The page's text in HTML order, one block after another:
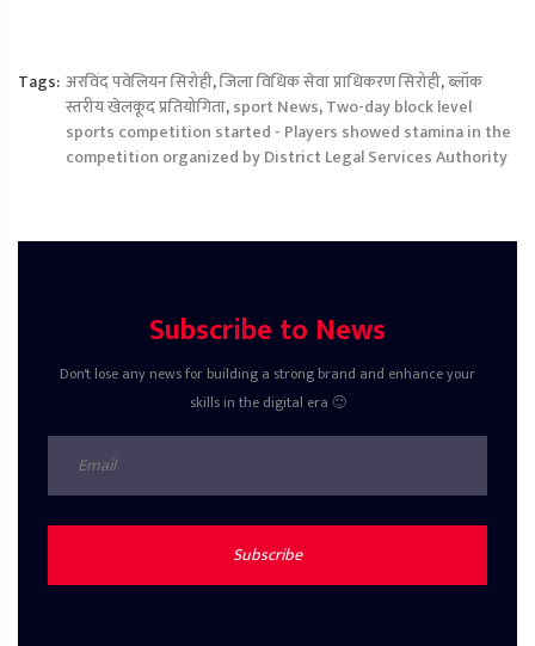
Tags: अरविंद पवेलियन सिरोही,जिला विधिक सेवा प्राधिकरण सिरोही,ब्लॉक
स्तरीय खेलकूद प्रतियोगिता,sport News,Two-day block level
sports competition started - Players showed stamina in the
competition organized by District Legal Services Authority
Subscribe to News
Don't lose any news for building a strong brand and enhance your
skills in the digital era 🙂
Subscribe